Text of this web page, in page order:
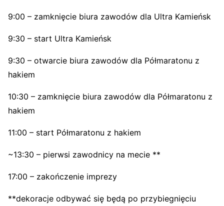
9:00 – zamknięcie biura zawodów dla Ultra Kamieńsk
9:30 – start Ultra Kamieńsk
9:30 – otwarcie biura zawodów dla Półmaratonu z
hakiem
10:30 – zamknięcie biura zawodów dla Półmaratonu z
hakiem
11:00 – start Półmaratonu z hakiem
~13:30 – pierwsi zawodnicy na mecie **
17:00 – zakończenie imprezy
**dekoracje odbywać się będą po przybiegnięciu